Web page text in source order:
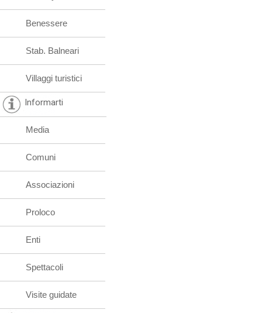
Benessere
Stab. Balneari
Villaggi turistici
Informarti
Media
Comuni
Associazioni
Proloco
Enti
Spettacoli
Visite guidate